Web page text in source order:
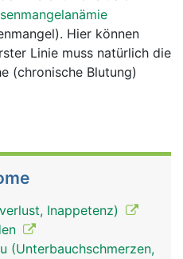
Hier können
Linie muss natürlich die
(chronische Blutung)
Inappetenz)
(Unterbauchschmerzen,